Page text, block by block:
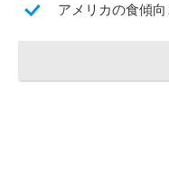
アメリカの食傾